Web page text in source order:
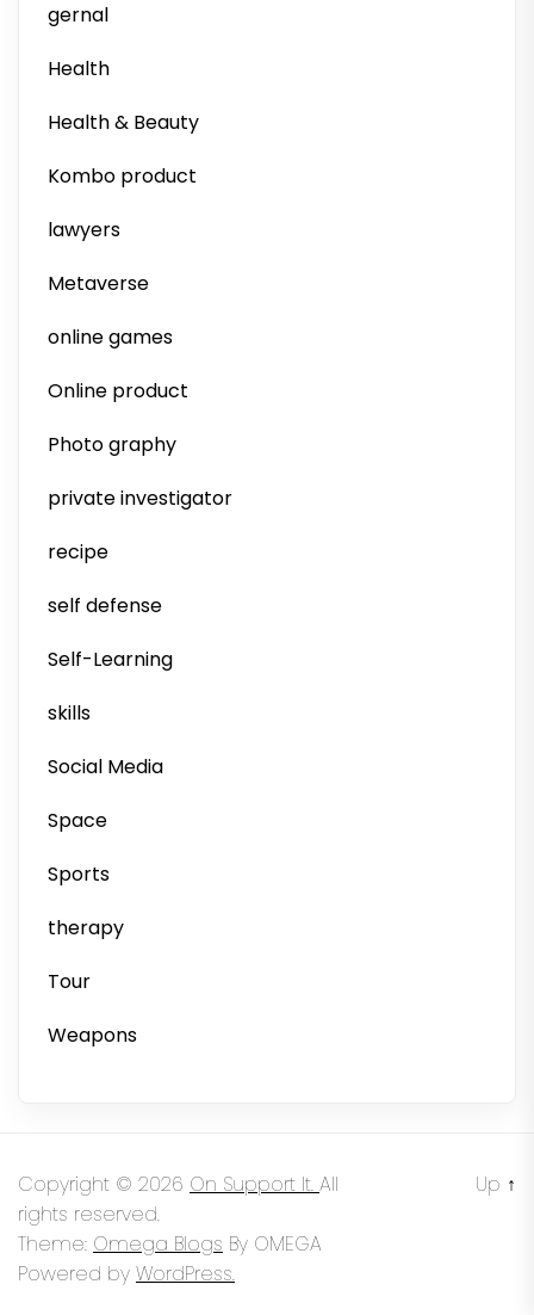
gernal
Health
Health & Beauty
Kombo product
lawyers
Metaverse
online games
Online product
Photo graphy
private investigator
recipe
self defense
Self-Learning
skills
Social Media
Space
Sports
therapy
Tour
Weapons
Copyright © 2026 On Support It. All
rights reserved.
Theme: Omega Blogs By OMEGA
Powered by WordPress.
Up ↑